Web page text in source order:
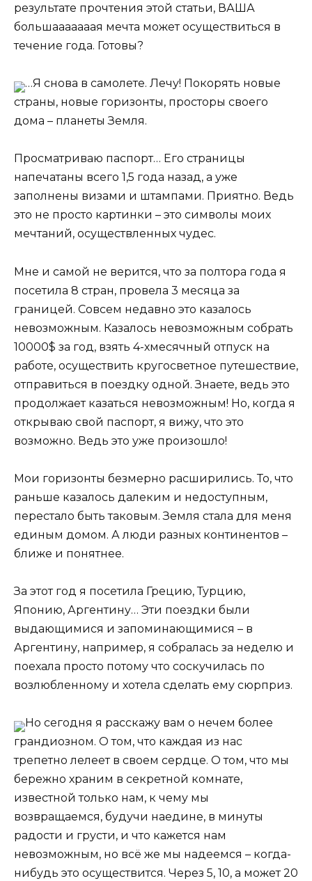
результате прочтения этой статьи, ВАША
большааааааая мечта может осуществиться в
течение года. Готовы?
…Я снова в самолете. Лечу! Покорять новые
страны, новые горизонты, просторы своего
дома – планеты Земля.
Просматриваю паспорт… Его страницы
напечатаны всего 1,5 года назад, а уже
заполнены визами и штампами. Приятно. Ведь
это не просто картинки – это символы моих
мечтаний, осуществленных чудес.
Мне и самой не верится, что за полтора года я
посетила 8 стран, провела 3 месяца за
границей. Совсем недавно это казалось
невозможным. Казалось невозможным собрать
10000$ за год, взять 4-хмесячный отпуск на
работе, осуществить кругосветное путешествие,
отправиться в поездку одной. Знаете, ведь это
продолжает казаться невозможным! Но, когда я
открываю свой паспорт, я вижу, что это
возможно. Ведь это уже произошло!
Мои горизонты безмерно расширились. То, что
раньше казалось далеким и недоступным,
перестало быть таковым. Земля стала для меня
единым домом. А люди разных континентов –
ближе и понятнее.
За этот год я посетила Грецию, Турцию,
Японию, Аргентину… Эти поездки были
выдающимися и запоминающимися – в
Аргентину, например, я собралась за неделю и
поехала просто потому что соскучилась по
возлюбленному и хотела сделать ему сюрприз.
Но сегодня я расскажу вам о нечем более
грандиозном. О том, что каждая из нас
трепетно лелеет в своем сердце. О том, что мы
бережно храним в секретной комнате,
известной только нам, к чему мы
возвращаемся, будучи наедине, в минуты
радости и грусти, и что кажется нам
невозможным, но всё же мы надеемся – когда-
нибудь это осуществится. Через 5, 10, а может 20